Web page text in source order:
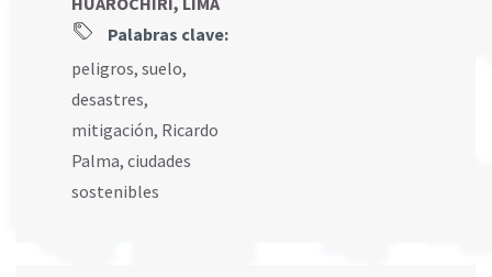
Palabras clave:
peligros, suelo,
desastres,
mitigación, Ricardo
Palma, ciudades
sostenibles